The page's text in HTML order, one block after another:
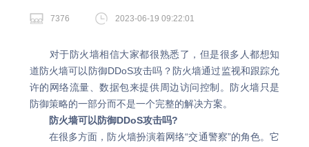
7376 2023-06-19 09:22:01
对于防火墙相信大家都很熟悉了，但是很多人都想知
道防火墙可以防御DDoS攻击吗？防火墙通过监视和跟踪允
许的网络流量、数据包来提供周边访问控制。防火墙只是
防御策略的一部分而不是一个完整的解决方案。
防火墙可以防御DDoS攻击吗?
在很多方面，防火墙扮演着网络“交通警察”的角色。它